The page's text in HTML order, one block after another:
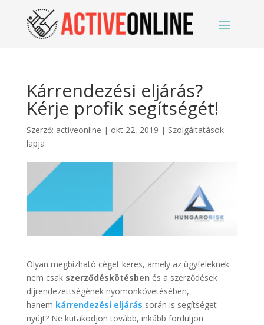
Kárrendezési eljárás?
Kérje profik segítségét!
Szerző: activeonline | okt 22, 2019 | Szolgáltatások
lapja
Olyan megbízható céget keres, amely az ügyfeleknek
nem csak szerződéskötésben és a szerződések
díjrendezettségének nyomonkövetésében,
hanem kárrendezési eljárás során is segítséget
nyújt? Ne kutakodjon tovább, inkább forduljon